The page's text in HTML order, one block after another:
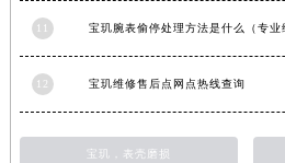
11
12 宝玑维修售后点网点热线查询
宝玑，表壳磨损